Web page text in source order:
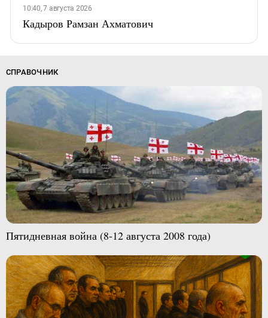
10:40, 7 августа 2026
Кадыров Рамзан Ахматович
СПРАВОЧНИК
Пятидневная война (8-12 августа 2008 года)